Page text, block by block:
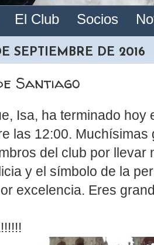
El Club Socios
SEPTIEMBRE DE 2016
Santiago
Isa, ha terminado hoy
las 12:00. Muchísimas
del club por llevar
y el símbolo de la
excelencia. Eres